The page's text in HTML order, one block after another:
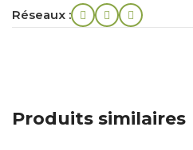
Réseaux :
Produits similaires